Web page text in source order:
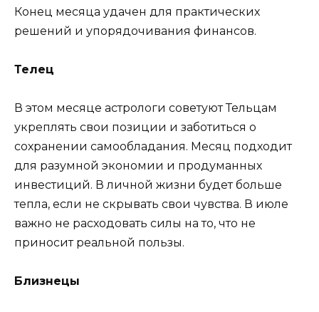
Конец месяца удачен для практических
решений и упорядочивания финансов.
Телец
В этом месяце астрологи советуют Тельцам
укреплять свои позиции и заботиться о
сохранении самообладания. Месяц подходит
для разумной экономии и продуманных
инвестиций. В личной жизни будет больше
тепла, если не скрывать свои чувства. В июле
важно не расходовать силы на то, что не
приносит реальной пользы.
Близнецы